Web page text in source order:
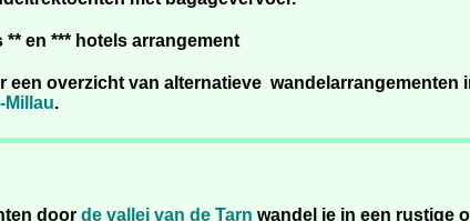
** en *** hotels arrangement
een overzicht van alternatieve wandelarrangementen
Millau.
door de vallei van de Tarn wandel je in een rustige